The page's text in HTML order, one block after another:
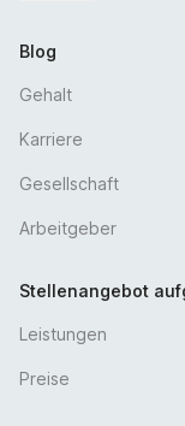
Blog
Gehalt
Karriere
Gesellschaft
Arbeitgeber
Stellenangebot
Leistungen
Preise